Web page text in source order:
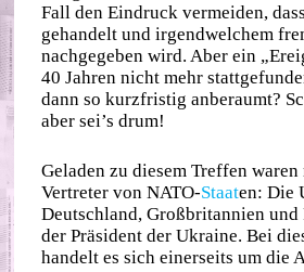
Fall den Eindruck vermeiden,
gehandelt und irgendwelchem
nachgegeben wird. Aber ein
40 Jahren nicht mehr
dann so kurzfristig anberaumt?
aber sei’s drum!
Geladen zu diesem Treffen
Vertreter von NATO-Staaten: Die
Deutschland, Großbritannien
der Präsident der Ukraine. Bei
handelt es sich einerseits um die